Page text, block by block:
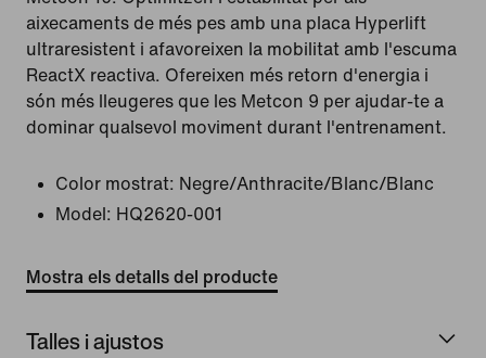
aixecaments de més pes amb una placa Hyperlift
ultraresistent i afavoreixen la mobilitat amb l'escuma
ReactX reactiva. Ofereixen més retorn d'energia i
són més lleugeres que les Metcon 9 per ajudar-te a
dominar qualsevol moviment durant l'entrenament.
Color mostrat: Negre/Anthracite/Blanc/Blanc
Model: HQ2620-001
Mostra els detalls del producte
Talles i ajustos